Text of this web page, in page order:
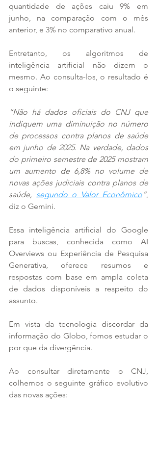
quantidade de ações caiu 9% em
junho, na comparação com o mês
anterior, e 3% no comparativo anual.
Entretanto, os algoritmos de
inteligência artificial não dizem o
mesmo. Ao consulta-los, o resultado é
o seguinte:
“Não há dados oficiais do CNJ que
indiquem uma diminuição no número
de processos contra planos de saúde
em junho de 2025. Na verdade, dados
do primeiro semestre de 2025 mostram
um aumento de 6,8% no volume de
novas ações judiciais contra planos de
saúde, segundo o Valor Econômico ”,
diz o Gemini.
Essa inteligência artificial do Google
para buscas, conhecida como AI
Overviews ou Experiência de Pesquisa
Generativa, oferece resumos e
respostas com base em ampla coleta
de dados disponíveis a respeito do
assunto.
Em vista da tecnologia discordar da
informação do Globo, fomos estudar o
por que da divergência.
Ao consultar diretamente o CNJ,
colhemos o seguinte gráfico evolutivo
das novas ações: